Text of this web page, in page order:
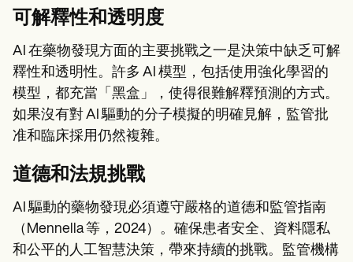
可解釋性和透明度
AI 在藥物發現方面的主要挑戰之一是決策中缺乏可解
釋性和透明性。許多 AI 模型，包括使用強化學習的
模型，都充當「黑盒」，使得很難解釋預測的方式。
如果沒有對 AI 驅動的分子模擬的明確見解，監管批
准和臨床採用仍然複雜。
道德和法規挑戰
AI 驅動的藥物發現必須遵守嚴格的道德和監管指南
（Mennella 等，2024）。確保患者安全、資料隱私
和公平的人工智慧決策，帶來持續的挑戰。監管機構